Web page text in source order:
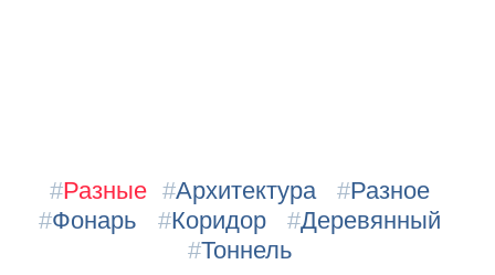
#Разные #Архитектура #Разное
#Фонарь #Коридор #Деревянный
#Тоннель